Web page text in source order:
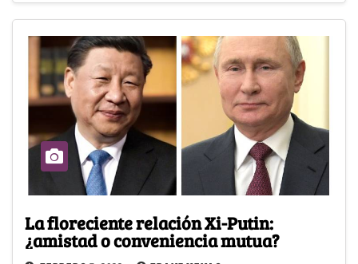
La floreciente relación Xi-Putin:
¿amistad o conveniencia mutua?